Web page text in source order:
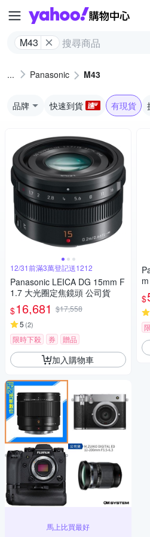
M43
Panasonic M43
品牌 快速到貨 有現貨
12/31前滿3萬登記送1212
Panasonic LEICA DG 15mm F
1.7 大光圈定焦鏡頭 公司貨
$16,681 $17,558
5 (2)
限時下殺 券 贈品
加入購物車
馬上比買最好
貨
$